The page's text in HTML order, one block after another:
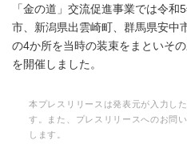
「金の道」交流促進事業では令
市、新潟県出雲崎町、群馬県安中
の4か所を当時の装束をまといそ
を開催しました。
本プレスリリースは発表元が入力し
す。また、プレスリリースへのお問
します。